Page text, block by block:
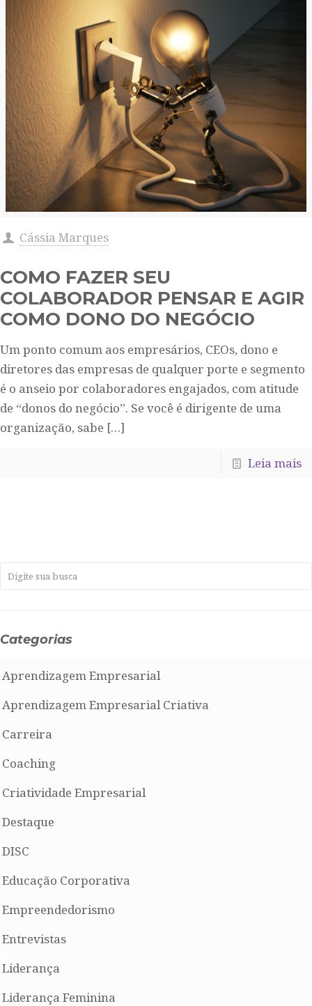
Cássia Marques
COMO FAZER SEU
COLABORADOR PENSAR E AGIR
COMO DONO DO NEGÓCIO
Um ponto comum aos empresários, CEOs, dono e
diretores das empresas de qualquer porte e segmento
é o anseio por colaboradores engajados, com atitude
de “donos do negócio”. Se você é dirigente de uma
organização, sabe […]
Leia mais
Categorias
Aprendizagem Empresarial
Aprendizagem Empresarial Criativa
Carreira
Coaching
Criatividade Empresarial
Destaque
DISC
Educação Corporativa
Empreendedorismo
Entrevistas
Liderança
Liderança Feminina